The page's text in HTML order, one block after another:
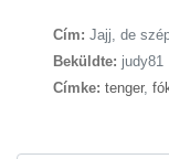
Cím: Jajj, de
Beküldte: judy81
Címke: tenger,